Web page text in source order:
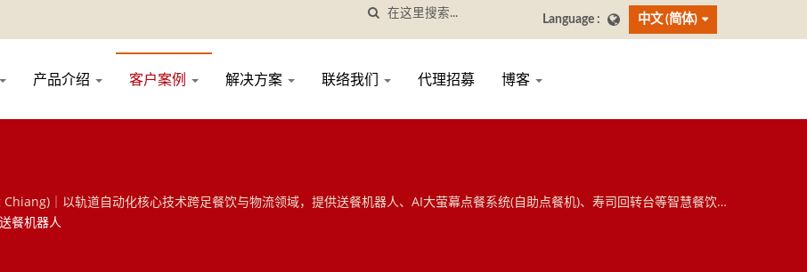
中文 (简体)
产品介绍 客户案例 解决方案 联络我们 代理招募 博客
｜以轨道自动化核心技术跨足餐饮与物流领域，提供送餐机器人、AI大萤幕点餐系统(自助点餐机)、寿司回转台等智慧餐饮方
案，欢迎洽询！
餐机器人